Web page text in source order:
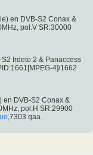
en DVB-S2 Conax &
pol.V SR:30000
Irdeto 2 & Panaccess
4]/1662
en DVB-S2 Conax &
pol.H SR:29900
,7303 qaa.